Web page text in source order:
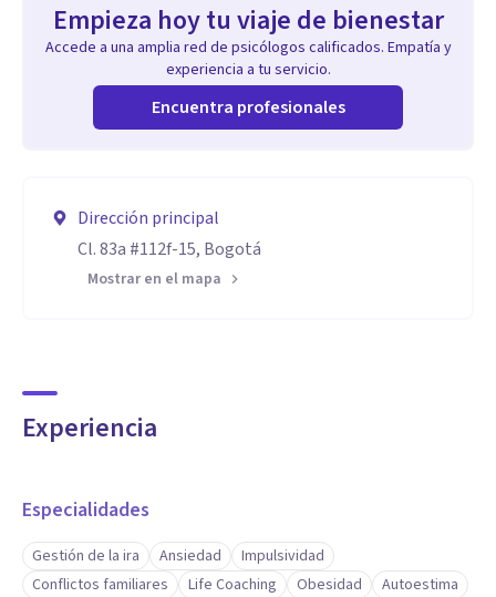
Empieza hoy tu viaje de bienestar
Accede a una amplia red de psicólogos calificados. Empatía y
experiencia a tu servicio.
Encuentra profesionales
Dirección principal
Cl. 83a #112f-15, Bogotá
Mostrar en el mapa
Experiencia
Especialidades
Gestión de la ira Ansiedad
Impulsividad
Conflictos familiares
Life Coaching Obesidad
Autoestima